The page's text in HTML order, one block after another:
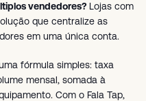
vendedores? Lojas com
que centralize as
em uma única conta.
fórmula simples: taxa
mensal, somada à
Com o Fala Tap,